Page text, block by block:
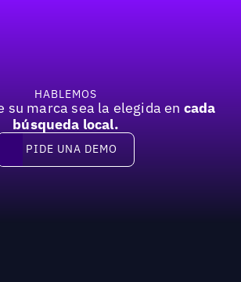
HABLEMOS
su marca sea la elegida en cada
búsqueda local.
una demo
PIDE UNA DEMO